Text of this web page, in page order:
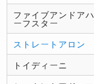
ファイブアンドアハ
ーフスター
ストレートアロン
トイディーニ